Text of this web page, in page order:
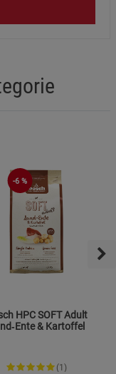
-6 %
HPC SOFT Adult
& Kartoffel
(1)